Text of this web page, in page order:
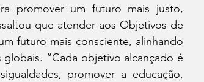
promover um futuro mais justo,
que atender aos Objetivos de
futuro mais consciente, alinhando
“Cada objetivo alcançado é
promover a educação,